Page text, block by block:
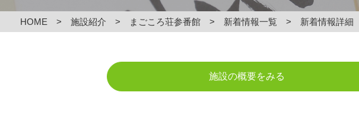
HOME 施設紹介 まごころ荘参番館 新着情報一覧 新着情報詳細
施設の概要をみる